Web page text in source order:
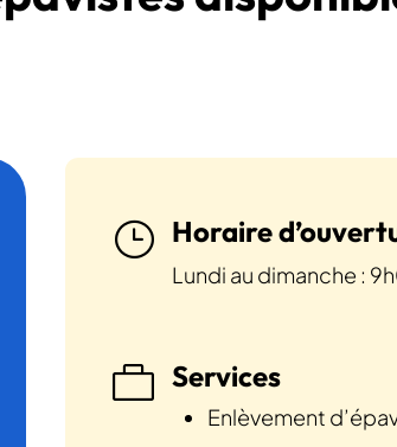
} Horaire
Lundi au dimanche :
 Services
Enlèvement